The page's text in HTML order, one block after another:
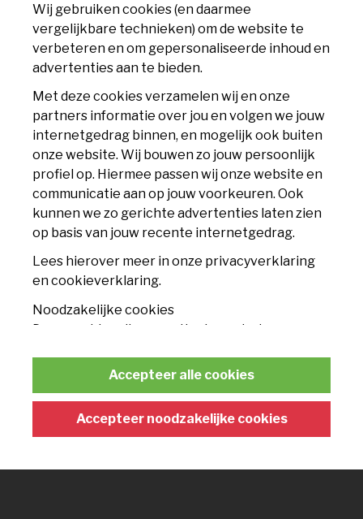
Wij gebruiken cookies (en daarmee
vergelijkbare technieken) om de website te
verbeteren en om gepersonaliseerde inhoud en
advertenties aan te bieden.
Met deze cookies verzamelen wij en onze
partners informatie over jou en volgen we jouw
internetgedrag binnen, en mogelijk ook buiten
onze website. Wij bouwen zo jouw persoonlijk
profiel op. Hiermee passen wij onze website en
communicatie aan op jouw voorkeuren. Ook
kunnen we zo gerichte advertenties laten zien
op basis van jouw recente internetgedrag.
Lees hierover meer in onze privacyverklaring
en cookieverklaring.
Noodzakelijke cookies
Deze cookies zijn essentieel voor het
conform de wet niet worden uitgeschakeld.
Statistische cookies
Met deze cookies kunnen wij anonieme
gegevens verzamelen om het gebruik van de
Accepteer alle cookies
Accepteer noodzakelijke cookies
MVV Maastricht
Geusseltweg 11
6225 XS Maastricht
info@mvv.nl
CLUB
Accommodatie
Nieuws
Contact
TICKETS
Seizoenskaart
FANSHOP